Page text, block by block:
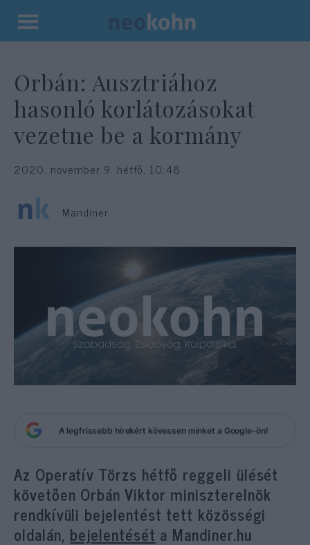
Kilépés
tartalomba
Orbán: Ausztriához
hasonló korlátozásokat
vezetne be a kormány
2020. november 9. hétfő, 10:48
Mandiner
A legfrissebb hírekért kövessen minket a Google-ön!
Az Operatív Törzs hétfő reggeli ülését
követően Orbán Viktor miniszterelnök
rendkívüli bejelentést tett közösségi
oldalán, bejelentését a Mandiner.hu